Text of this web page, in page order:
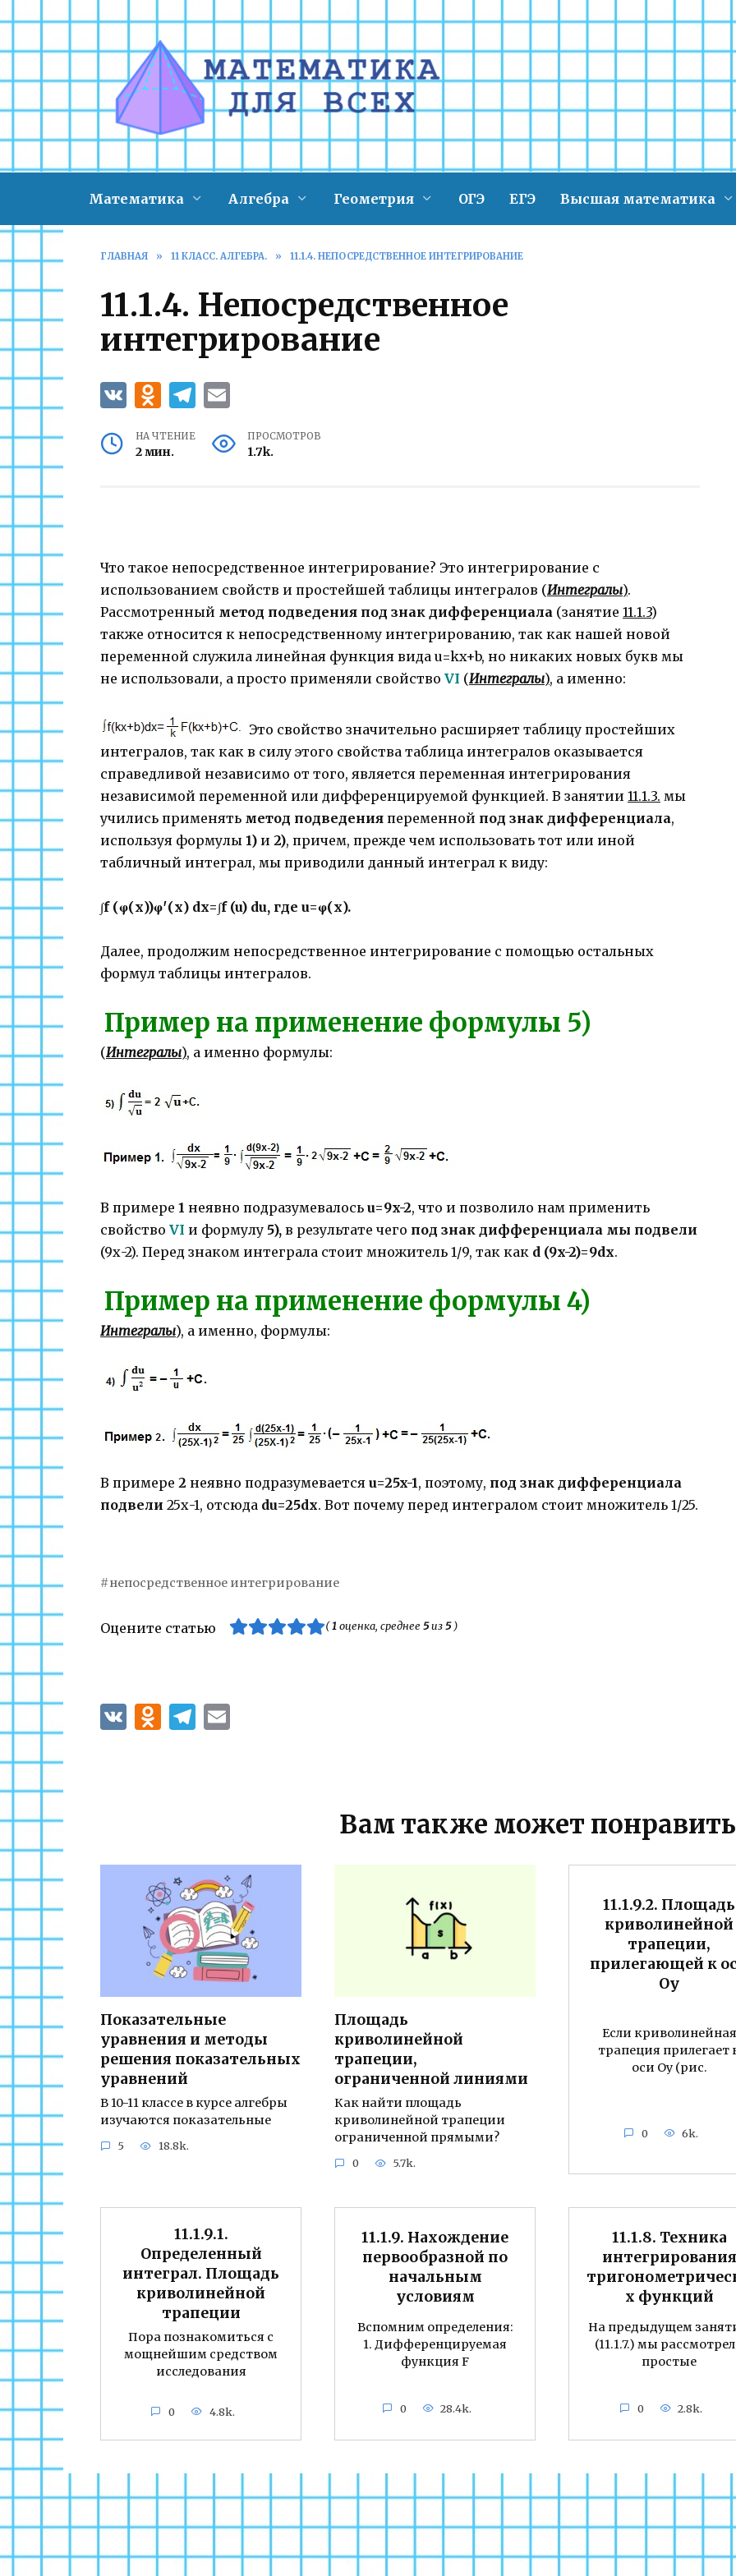
к
содержанию
Математика Алгебра Геометрия ОГЭ ЕГЭ Высшая математика
ГЛАВНАЯ » 11 КЛАСС. АЛГЕБРА. » 11.1.4. НЕПОСРЕДСТВЕННОЕ ИНТЕГРИРОВАНИЕ
11.1.4. Непосредственное
интегрирование
НА ЧТЕНИЕ
2 мин.
ПРОСМОТРОВ
1.7k.
Что такое непосредственное интегрирование? Это интегрирование с
использованием свойств и простейшей таблицы интегралов (Интегралы).
Рассмотренный метод подведения под знак дифференциала (занятие 11.1.3)
также относится к непосредственному интегрированию, так как нашей новой
переменной служила линейная функция вида u=kx+b, но никаких новых букв мы
не использовали, а просто применяли свойство VI (Интегралы), а именно:
Это свойство значительно расширяет таблицу простейших
интегралов, так как в силу этого свойства таблица интегралов оказывается
справедливой независимо от того, является переменная интегрирования
независимой переменной или дифференцируемой функцией. В занятии 11.1.3. мы
учились применять метод подведения переменной под знак дифференциала,
используя формулы 1) и 2), причем, прежде чем использовать тот или иной
табличный интеграл, мы приводили данный интеграл к виду:
∫f (φ(x))φ′(x) dx=∫f (u) du, где u=φ(x).
Далее, продолжим непосредственное интегрирование с помощью остальных
формул таблицы интегралов.
Пример на применение формулы 5)
(Интегралы), а именно формулы:
В примере 1 неявно подразумевалось u=9x-2, что и позволило нам применить
свойство VI и формулу 5), в результате чего под знак дифференциала мы подвели
(9х-2). Перед знаком интеграла стоит множитель 1/9, так как d (9x-2)=9dx.
Пример на применение формулы 4)
Интегралы), а именно, формулы:
В примере 2 неявно подразумевается u=25x-1, поэтому, под знак дифференциала
подвели 25х-1, отсюда du=25dx. Вот почему перед интегралом стоит множитель 1/25.
непосредственное интегрирование
Оцените статью (1 оценка, среднее 5из5)
Вам также может
Показательные
уравнения и методы
решения показательных
уравнений
В 10-11 классе в курсе алгебры
изучаются показательные
5 18.8k.
Площадь
криволинейной
трапеции,
ограниченной линиями
Как найти площадь
криволинейной трапеции
ограниченной прямыми?
0 5.7k.
11.1.9.2. Площадь
криволинейной
трапеции,
прилегающей к
Оу
Если криволинейная
трапеция прилегает
оси Оу (рис.
0 6k.
11.1.9.1.
Определенный
интеграл. Площадь
криволинейной
трапеции
Пора познакомиться с
мощнейшим средством
исследования
0 4.8k.
11.1.9. Нахождение
первообразной по
начальным
условиям
Вспомним определения:
1. Дифференцируемая
функция F
0 28.4k.
11.1.8. Техника
интегрирования
х функций
На предыдущем
(11.1.7.) мы
простые
0 2.8k.